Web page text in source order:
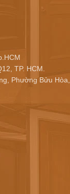
TP. HCM.
Phường Bửu Hòa,